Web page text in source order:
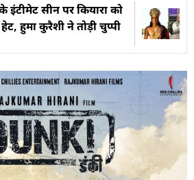
हुमा कुरैशी ने तोड़ी चुप्पी